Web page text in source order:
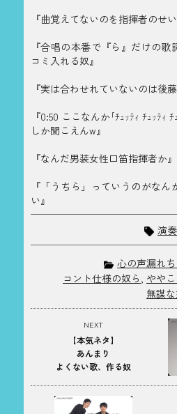
『曲覚えてないのを指揮者のせ
『合唱の本番で『ら』だけの
コミ入れる奴』
『実は合わせれていないのは後藤
『0:50 ここなんか｢ﾁｭｯﾃｨ ﾁｭｯﾃｨ
しか聞こえんw』
『なんだ男装女性口笛指揮者か』
『「うちら」っていうのがな
い』
演
心の声漏れ
コント仕様の奴ら, やや
無謀
NEXT
【本気ネタ】
あんまり
よくない歌、作る奴